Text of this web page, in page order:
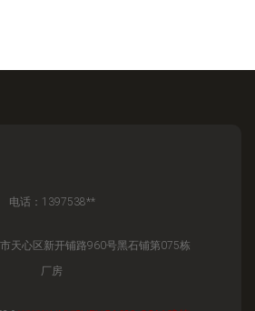
电话：1397538**
天心区新开铺路960号黑石铺第075栋
厂房